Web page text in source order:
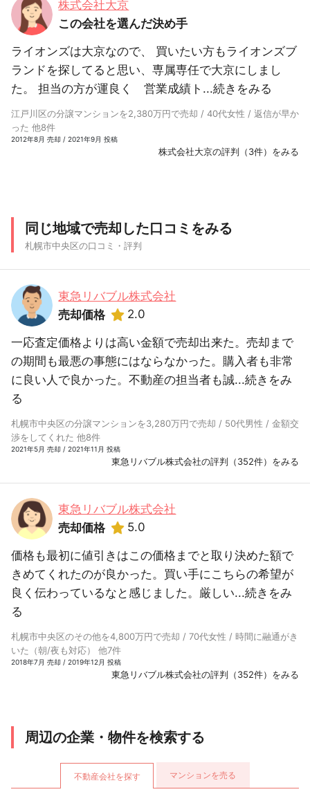
株式会社大京
この会社を選んだ決め手
ライオンズは大京なので、 買いたい方もライオンズブ
ランドを探してると思い、専属専任で大京にしまし
た。 担当の方が運良く 営業成績ト...続きをみる
江戸川区の分譲マンションを2,380万円で売却 / 40代女性 / 返信が早か
った 他8件
2012年8月 売却 / 2021年9月 投稿
株式会社大京の評判（3件）をみる
同じ地域で売却した口コミをみる
札幌市中央区の口コミ・評判
東急リバブル株式会社
売却価格
2.0
一応査定価格よりは高い金額で売却出来た。売却まで
の期間も最悪の事態にはならなかった。購入者も非常
に良い人で良かった。不動産の担当者も誠...続きをみ
る
札幌市中央区の分譲マンションを3,280万円で売却 / 50代男性 / 金額交
渉をしてくれた 他8件
2021年5月 売却 / 2021年11月 投稿
東急リバブル株式会社の評判（352件）をみる
東急リバブル株式会社
売却価格
5.0
価格も最初に値引きはこの価格までと取り決めた額で
きめてくれたのが良かった。買い手にこちらの希望が
良く伝わっているなと感じました。厳しい...続きをみ
る
札幌市中央区のその他を4,800万円で売却 / 70代女性 / 時間に融通がき
いた（朝/夜も対応） 他7件
2018年7月 売却 / 2019年12月 投稿
東急リバブル株式会社の評判（352件）をみる
周辺の企業・物件を検索する
不動産会社を探す マンションを売る